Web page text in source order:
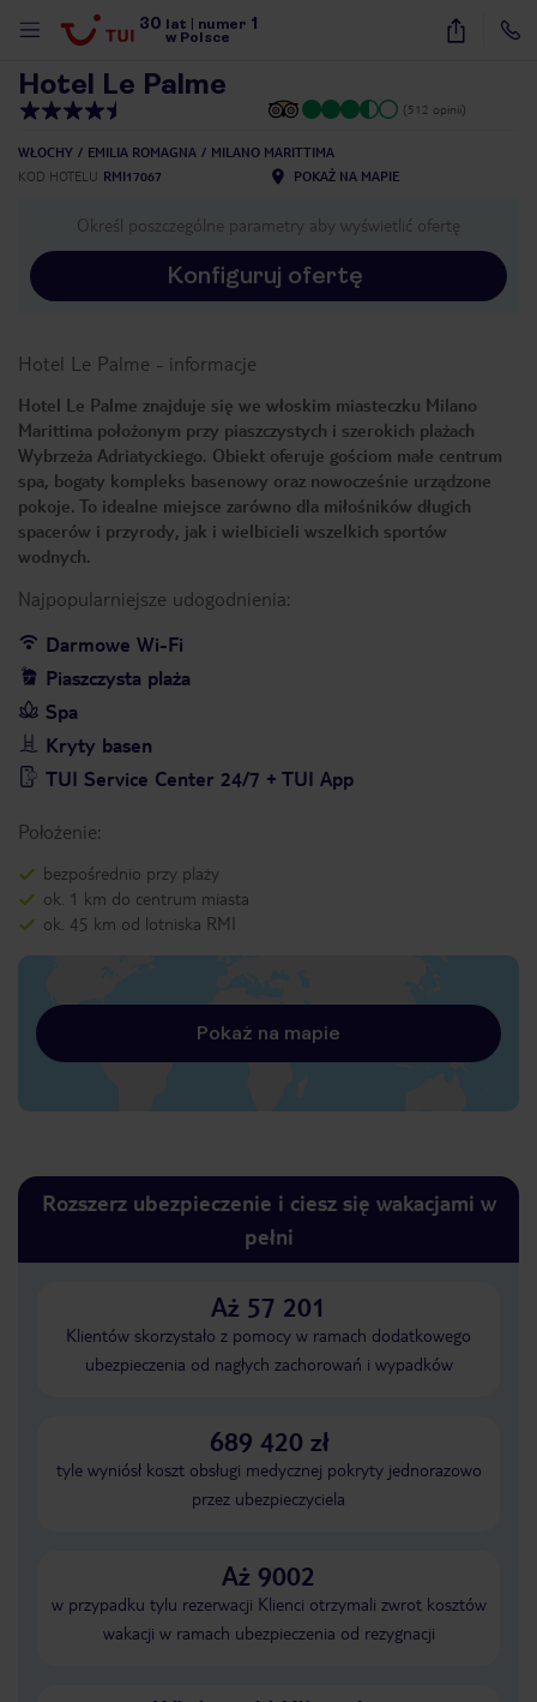
30 lat numer 1
w Polsce
38
Hotel Le Palme
(512 opinii)
WŁOCHY EMILIA ROMAGNA
MILANO MARITTIMA
KOD HOTELU RMI17067 POKAŻ NA MAPIE
Określ poszczególne parametry aby wyświetlić ofertę
Konfiguruj ofertę
Hotel Le Palme - informacje
Hotel Le Palme znajduje się we włoskim miasteczku Milano
Marittima położonym przy piaszczystych i szerokich plażach
Wybrzeża Adriatyckiego. Obiekt oferuje gościom małe centrum
spa, bogaty kompleks basenowy oraz nowocześnie urządzone
pokoje. To idealne miejsce zarówno dla miłośników długich
spacerów i przyrody, jak i wielbicieli wszelkich sportów
wodnych.
Najpopularniejsze udogodnienia:
Darmowe Wi-Fi
Piaszczysta plaża
Spa
Kryty basen
TUI Service Center 24/7 + TUI App
Położenie:
bezpośrednio przy plaży
ok. 1 km do centrum miasta
ok. 45 km od lotniska RMI
Pokaż na mapie
Rozszerz ubezpieczenie i ciesz się wakacjami w
pełni
Aż 57 201
Klientów skorzystało z pomocy w ramach dodatkowego
ubezpieczenia od nagłych zachorowań i wypadków
689 420 zł
tyle wyniósł koszt obsługi medycznej pokryty jednorazowo
przez ubezpieczyciela
Aż 9002
w przypadku tylu rezerwacji Klienci otrzymali zwrot kosztów
wakacji w ramach ubezpieczenia od rezygnacji